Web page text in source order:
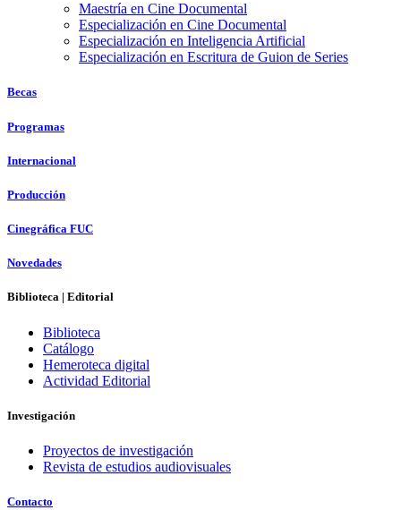
Maestría en Cine Documental
Especialización en Cine Documental
Especialización en Inteligencia Artificial
Especialización en Escritura de Guion de Series
Becas
Programas
Internacional
Producción
Cinegráfica FUC
Novedades
Biblioteca | Editorial
Biblioteca
Catálogo
Hemeroteca digital
Actividad Editorial
Investigación
Proyectos de investigación
Revista de estudios audiovisuales
Contacto